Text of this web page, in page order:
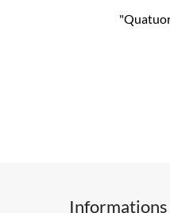
Informations